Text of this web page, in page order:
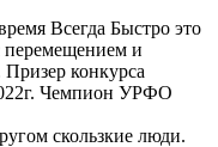
Всегда Быстро это
перемещением и
конкурса
Чемпион УРФО
скользкие люди.